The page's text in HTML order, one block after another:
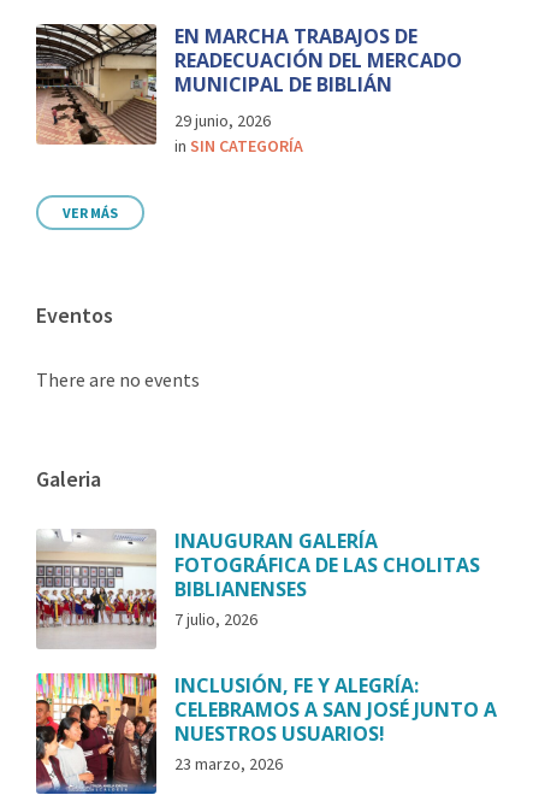
EN MARCHA TRABAJOS DE
READECUACIÓN DEL MERCADO
MUNICIPAL DE BIBLIÁN
29 junio, 2026
in SIN CATEGORÍA
VER MÁS
Eventos
There are no events
Galeria
INAUGURAN GALERÍA
FOTOGRÁFICA DE LAS CHOLITAS
BIBLIANENSES
7 julio, 2026
INCLUSIÓN, FE Y ALEGRÍA:
CELEBRAMOS A SAN JOSÉ JUNTO A
NUESTROS USUARIOS!
23 marzo, 2026